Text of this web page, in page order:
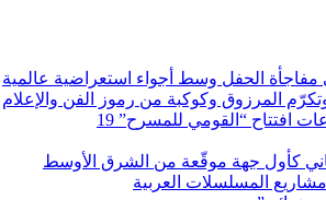
الحفل وسط أجواء استعراضية عالمية
وتكرّم المرزوق وكوكبة من رموز الفن والإعلام
“القومي للمسرح” 19
كأول جهة موقّعة من الشرق الأوسط
المسلسلات العربية